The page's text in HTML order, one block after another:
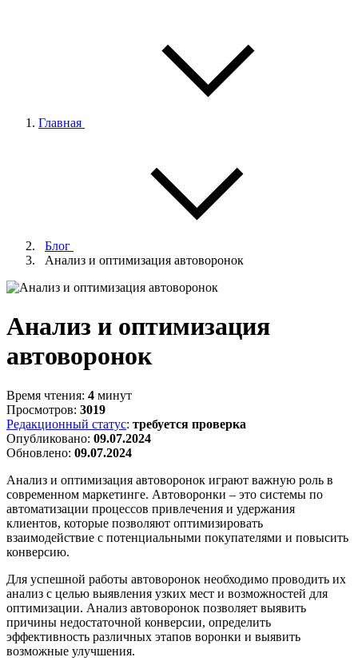
Главная
Блог
Анализ и оптимизация автоворонок
Анализ и оптимизация
автоворонок
Время чтения: 4 минут
Просмотров: 3019
Редакционный статус: требуется проверка
Опубликовано: 09.07.2024
Обновлено: 09.07.2024
Анализ и оптимизация автоворонок играют важную роль в
современном маркетинге. Автоворонки – это системы по
автоматизации процессов привлечения и удержания
клиентов, которые позволяют оптимизировать
взаимодействие с потенциальными покупателями и повысить
конверсию.
Для успешной работы автоворонок необходимо проводить их
анализ с целью выявления узких мест и возможностей для
оптимизации. Анализ автоворонок позволяет выявить
причины недостаточной конверсии, определить
эффективность различных этапов воронки и выявить
возможные улучшения.